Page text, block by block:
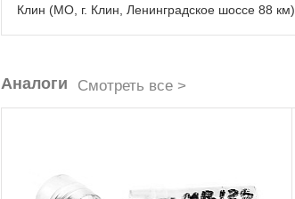
Клин (МО, г. Клин, Ленинградское шоссе 88 км)
Аналоги Смотреть все >